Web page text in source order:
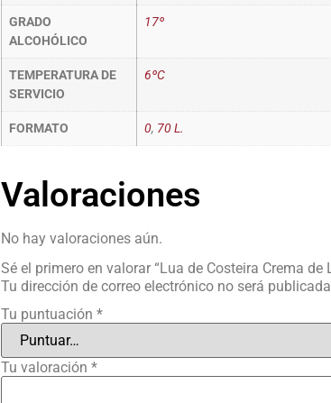
GRADO
ALCOHÓLICO
17º
TEMPERATURA DE
SERVICIO
6ºC
FORMATO 0, 70 L.
Valoraciones
No hay valoraciones aún.
Sé el primero en valorar “Lua de Costeira Crema de
Tu dirección de correo electrónico no será
Tu puntuación *
Tu valoración *